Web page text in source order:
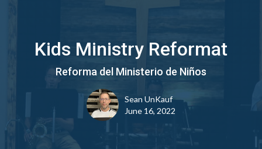
Kids Ministry Reformat
Reforma del Ministerio de Niños
Sean UnKauf
June 16, 2022